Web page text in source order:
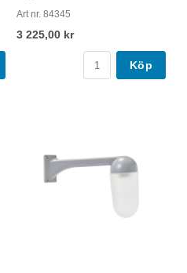
Art nr. 84345
3 225,00 kr
Köp